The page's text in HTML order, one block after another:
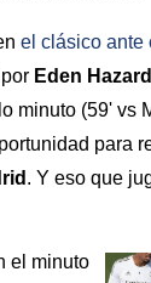
el clásico ante
Eden Hazard
minuto (59' vs
para
. Y eso que
el minuto